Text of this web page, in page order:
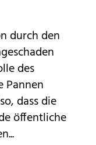
durch den
des
Pannen
dass die
öffentliche